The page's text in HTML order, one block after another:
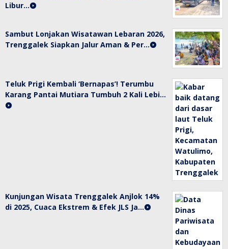
Libur…
Sambut Lonjakan Wisatawan Lebaran 2026,
Trenggalek Siapkan Jalur Aman & Per…
Teluk Prigi Kembali ‘Bernapas’! Terumbu
Karang Pantai Mutiara Tumbuh 2 Kali Lebi…
Kunjungan Wisata Trenggalek Anjlok 14%
di 2025, Cuaca Ekstrem & Efek JLS Ja…